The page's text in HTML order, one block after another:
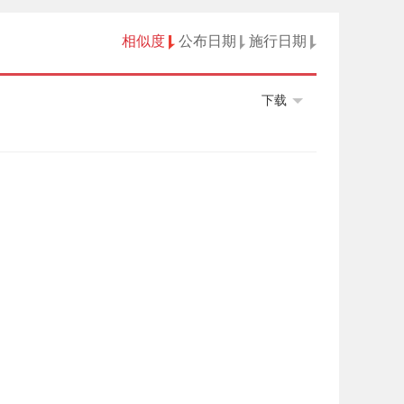
相似度 公布日期 施行日期
下载